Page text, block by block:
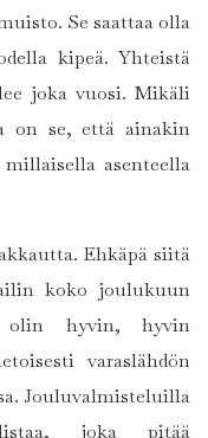
Se saattaa olla
kipeä. Yhteistä
joka vuosi. Mikäli
on se, että ainakin
asenteella
Ehkäpä siitä
koko joulukuun
hyvin, hyvin
varaslähdön
Jouluvalmisteluilla
joka pitää